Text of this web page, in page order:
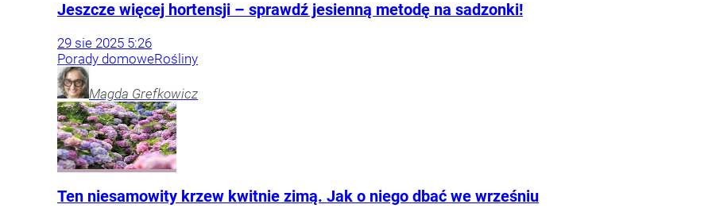
Jeszcze więcej hortensji – sprawdź jesienną metodę na sadzonki!
29 sie 2025 5:26
Porady domoweRośliny
Magda Grefkowicz
Ten niesamowity krzew kwitnie zimą. Jak o niego dbać we wrześniu